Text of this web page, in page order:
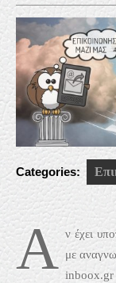
Categories:
Α ν έχει
με
inboox.gr